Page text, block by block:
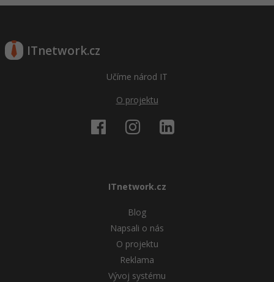
ITnetwork.cz
Učíme národ IT
O projektu
ITnetwork.cz
Blog
Napsali o nás
O projektu
Reklama
Vývoj systému